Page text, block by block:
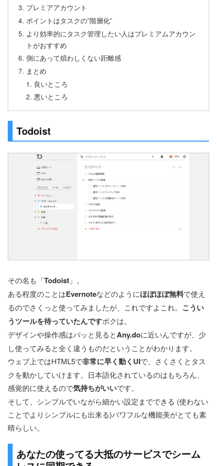
プレミアアカウント
ポイントはタスクの”階層化”
より効率的にタスク管理したい人はプレミアムアカウン
トがおすすめ
側にあって煩わしくない距離感
まとめ
良いところ
悪いところ
Todoist
その名も「Todoist 」。
ある程度のことはEvernoteなどのようにほぼほぼ無料で使え
るのでさくっと使ってみましたが、これですよこれ。 こうい
うツールを待っていたんですボクは。
デザインや操作感はパッと見るとAny.doに近いんですが、少
し使ってみると全く違うものだということがわかります。
ウェブ上ではHTML5で非常に早く動くUIで、さくさくとタス
クを動かしていけます。日本語化されているのはもちろん、
感覚的に使えるので気持ちがいいです。
そして、シンプルでいながら細かい設定までできる (使わない
ことでよりシンプルにも出来る)パワフルな機能美がとても素
晴らしい。
あなたの使ってる大抵のサービスでシーム